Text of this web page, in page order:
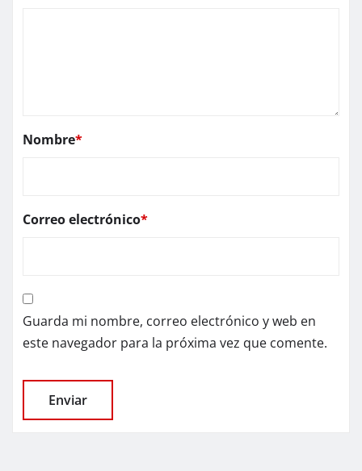
Nombre*
Correo electrónico*
Guarda mi nombre, correo electrónico y web en
este navegador para la próxima vez que comente.